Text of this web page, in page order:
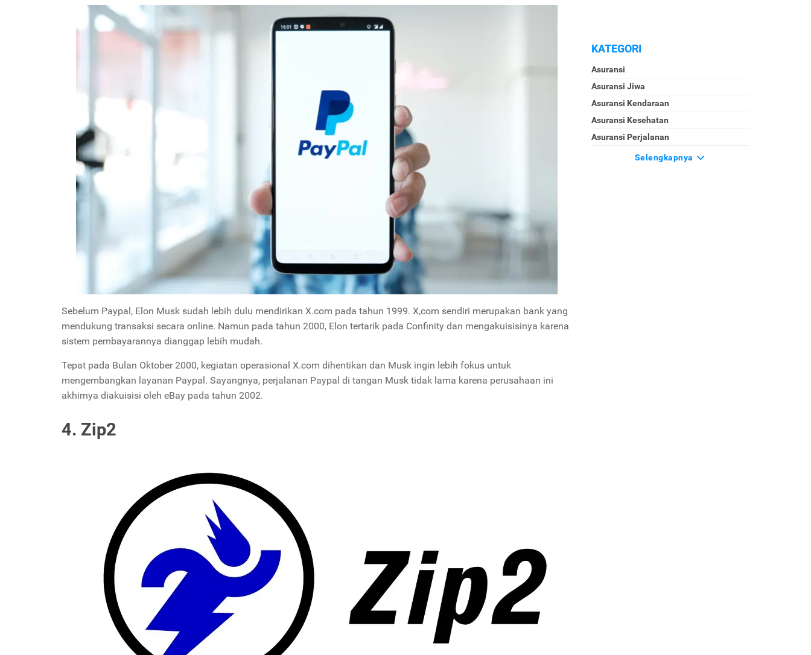
Sebelum Paypal, Elon Musk sudah lebih dulu mendirikan X.com pada tahun 1999. X,com sendiri merupakan bank yang
mendukung transaksi secara online. Namun pada tahun 2000, Elon tertarik pada Confinity dan mengakuisisinya karena
sistem pembayarannya dianggap lebih mudah.
Tepat pada Bulan Oktober 2000, kegiatan operasional X.com dihentikan dan Musk ingin lebih fokus untuk
mengembangkan layanan Paypal. Sayangnya, perjalanan Paypal di tangan Musk tidak lama karena perusahaan ini
akhirnya diakuisisi oleh eBay pada tahun 2002.
4. Zip2
KATEGORI
Asuransi
Asuransi Jiwa
Asuransi Kendaraan
Asuransi Kesehatan
Asuransi Perjalanan
Selengkapnya